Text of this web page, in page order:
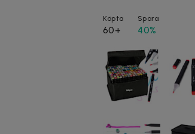
Köpta
60+
Spara
40%